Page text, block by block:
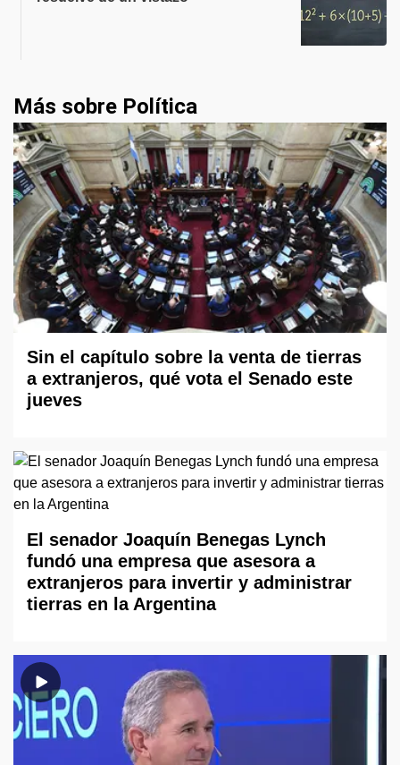
Más sobre Política
Sin el capítulo sobre la venta de tierras
a extranjeros, qué vota el Senado este
jueves
El senador Joaquín Benegas Lynch
fundó una empresa que asesora a
extranjeros para invertir y administrar
tierras en la Argentina